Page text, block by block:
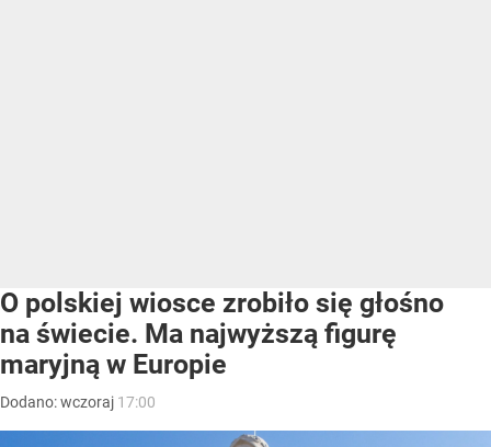
O polskiej wiosce zrobiło się głośno
na świecie. Ma najwyższą figurę
maryjną w Europie
Dodano:wczoraj 17:00